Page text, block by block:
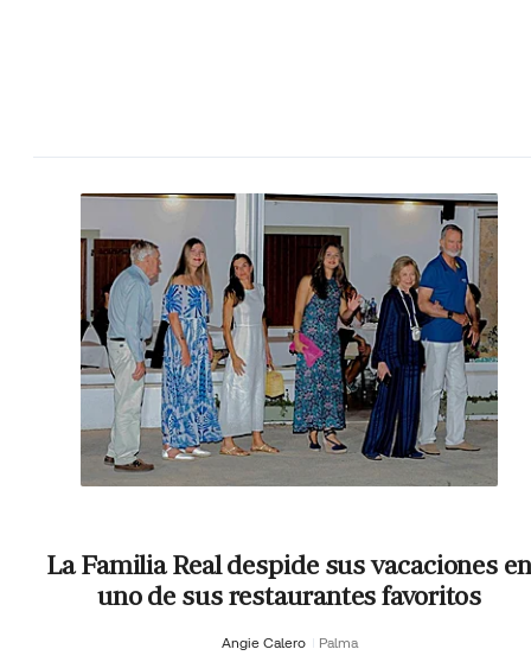
La Familia Real despide sus vacaciones en
uno de sus restaurantes favoritos
Angie Calero Palma